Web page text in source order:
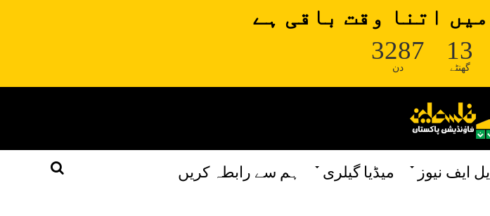
اتنا وقت باقی ہے
3287
دن
13
گھنٹے
ایف نیوز میڈیا گیلری ہم سے رابطہ کریں